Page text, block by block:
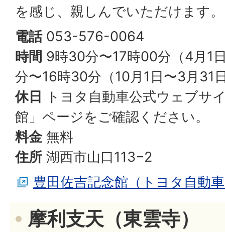
を感じ、親しんでいただけます。
電話053-576-0064
時間 9時30分〜17時00分（4月1
分〜16時30分（10月1日〜3月31
休日
トヨタ自動車公式ウェブサ
館」ページをご確認ください。
料金無料
住所 湖西市山口113−2
豊田佐吉記念館（トヨタ自動
摩利支天（東雲寺）